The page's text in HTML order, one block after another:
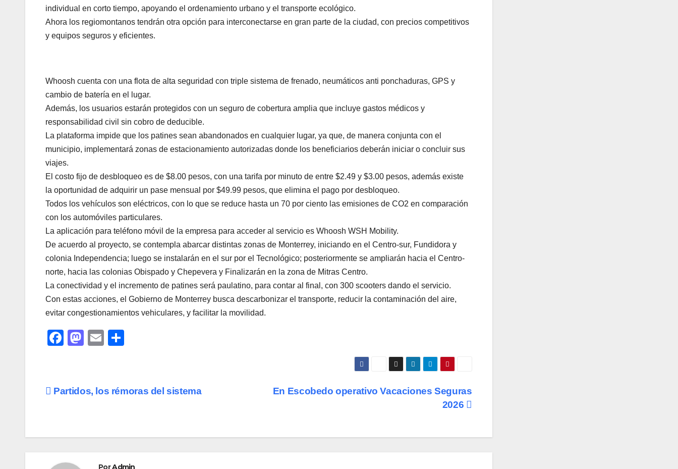
individual en corto tiempo, apoyando el ordenamiento urbano y el transporte ecológico.
Ahora los regiomontanos tendrán otra opción para interconectarse en gran parte de la ciudad, con precios competitivos
y equipos seguros y eficientes.
Whoosh cuenta con una flota de alta seguridad con triple sistema de frenado, neumáticos anti ponchaduras, GPS y
cambio de batería en el lugar.
Además, los usuarios estarán protegidos con un seguro de cobertura amplia que incluye gastos médicos y
responsabilidad civil sin cobro de deducible.
La plataforma impide que los patines sean abandonados en cualquier lugar, ya que, de manera conjunta con el
municipio, implementará zonas de estacionamiento autorizadas donde los beneficiarios deberán iniciar o concluir sus
viajes.
El costo fijo de desbloqueo es de $8.00 pesos, con una tarifa por minuto de entre $2.49 y $3.00 pesos, además existe
la oportunidad de adquirir un pase mensual por $49.99 pesos, que elimina el pago por desbloqueo.
Todos los vehículos son eléctricos, con lo que se reduce hasta un 70 por ciento las emisiones de CO2 en comparación
con los automóviles particulares.
La aplicación para teléfono móvil de la empresa para acceder al servicio es Whoosh WSH Mobility.
De acuerdo al proyecto, se contempla abarcar distintas zonas de Monterrey, iniciando en el Centro-sur, Fundidora y
colonia Independencia; luego se instalarán en el sur por el Tecnológico; posteriormente se ampliarán hacia el Centro-
norte, hacia las colonias Obispado y Chepevera y Finalizarán en la zona de Mitras Centro.
La conectividad y el incremento de patines será paulatino, para contar al final, con 300 scooters dando el servicio.
Con estas acciones, el Gobierno de Monterrey busca descarbonizar el transporte, reducir la contaminación del aire,
evitar congestionamientos vehiculares, y facilitar la movilidad.
F
e
o
M
o
n
E
p
Navegación
entradas
En Escobedo operativo Vacaciones Seguras
2026
Partidos, los rémoras del sistema
PorAdmin